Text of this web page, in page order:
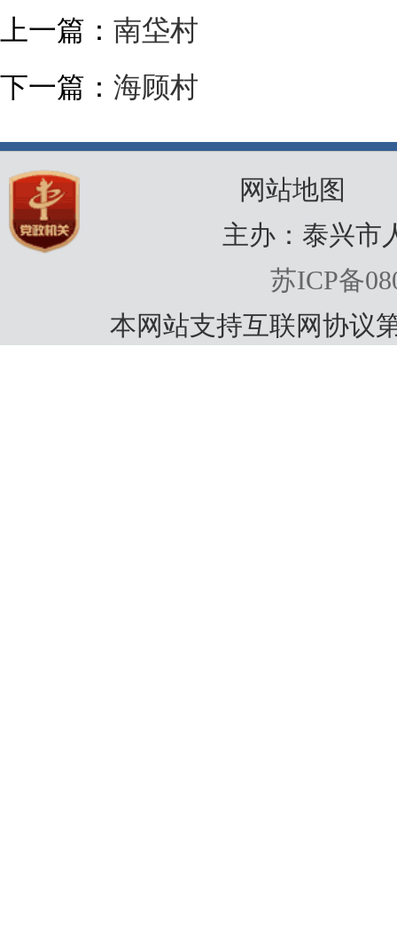
上一篇： 南垈村
下一篇： 海顾村
网站地图
主办：泰兴市
苏ICP备
本网站支持互联网协